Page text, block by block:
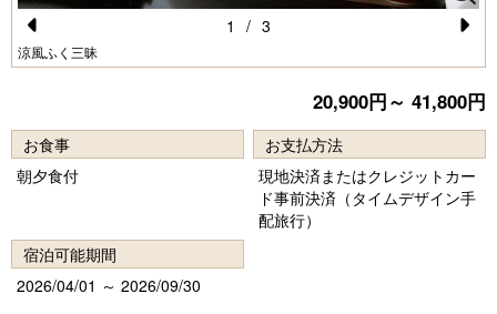
Pr
o
u
涼風ふく三昧
e
xt
1 / 3
20,900円～ 41,800円
お食事
朝夕食付
お支払方法
現地決済またはクレジットカー
ド事前決済（タイムデザイン手
配旅行）
宿泊可能期間
2026/04/01 ～ 2026/09/30